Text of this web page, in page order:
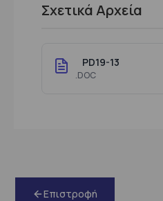
Σχετικά Αρχεία
PD19-13
.DOC
Επιστροφή